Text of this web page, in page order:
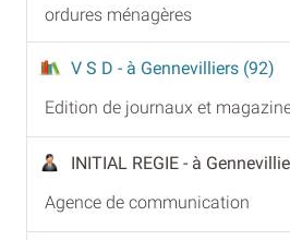
ordures ménagères
V S D - à Gennevilliers (92)
Edition de journaux et
INITIAL REGIE - à
Agence de communication